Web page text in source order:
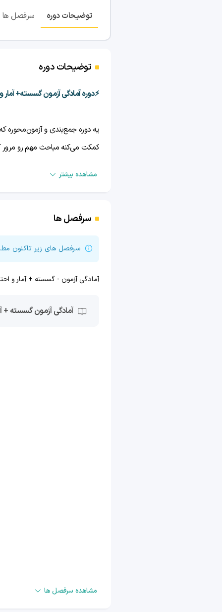
توضیحات دوره سرفصل ها
توضیحات دوره
⚡️دوره آمادگی آزمون گسسته+ آمار
یه دوره جمع‌بندی و آزمون‌محوره
کمکت می‌کنه مباحث مهم رو مرور
پرتکرار رو مرور می‌کنیم و بعد
فضای آزمون آماده می‌کنیم.
همه گزینه‌ها رو بررسی می‌کنیم و
مشاهده بیشتر
سرفصل ها
سرفصل های زیر تاکنون
آمادگی آزمون - گسسته + آمار و
مشاهده سرفصل ها